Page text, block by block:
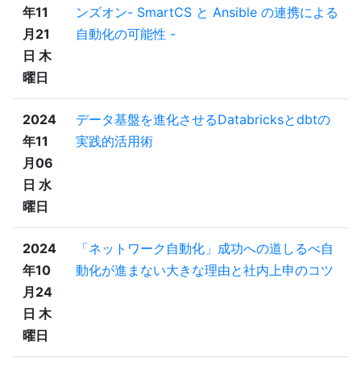
年11
月21
日 木
曜日
ンズオン- SmartCS と Ansible の連携による
自動化の可能性 -
2024
年11
月06
日 水
曜日
データ基盤を進化させるDatabricksとdbtの
実践的活用術
2024
年10
月24
日 木
曜日
「ネットワーク自動化」成功への道しるべ自
動化が進まない大きな理由と社内上申のコツ